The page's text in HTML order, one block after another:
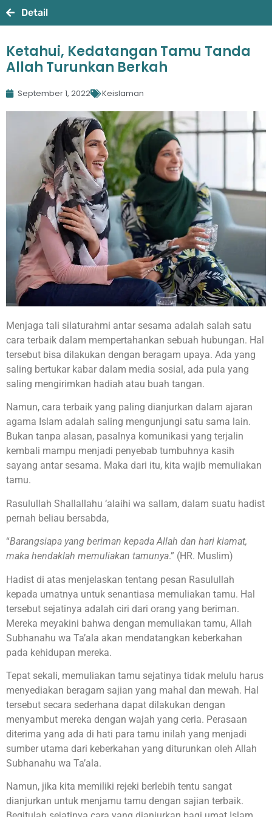
Detail
Ketahui, Kedatangan Tamu Tanda
Allah Turunkan Berkah
September 1, 2022 Keislaman
Menjaga tali silaturahmi antar sesama adalah salah satu
cara terbaik dalam mempertahankan sebuah hubungan. Hal
tersebut bisa dilakukan dengan beragam upaya. Ada yang
saling bertukar kabar dalam media sosial, ada pula yang
saling mengirimkan hadiah atau buah tangan.
Namun, cara terbaik yang paling dianjurkan dalam ajaran
agama Islam adalah saling mengunjungi satu sama lain.
Bukan tanpa alasan, pasalnya komunikasi yang terjalin
kembali mampu menjadi penyebab tumbuhnya kasih
sayang antar sesama. Maka dari itu, kita wajib memuliakan
tamu.
Rasulullah Shallallahu ‘alaihi wa sallam, dalam suatu hadist
pernah beliau bersabda,
“Barangsiapa yang beriman kepada Allah dan hari kiamat,
maka hendaklah memuliakan tamunya.” (HR. Muslim)
Hadist di atas menjelaskan tentang pesan Rasulullah
kepada umatnya untuk senantiasa memuliakan tamu. Hal
tersebut sejatinya adalah ciri dari orang yang beriman.
Mereka meyakini bahwa dengan memuliakan tamu, Allah
Subhanahu wa Ta’ala akan mendatangkan keberkahan
pada kehidupan mereka.
Tepat sekali, memuliakan tamu sejatinya tidak melulu harus
menyediakan beragam sajian yang mahal dan mewah. Hal
tersebut secara sederhana dapat dilakukan dengan
menyambut mereka dengan wajah yang ceria. Perasaan
diterima yang ada di hati para tamu inilah yang menjadi
sumber utama dari keberkahan yang diturunkan oleh Allah
Subhanahu wa Ta’ala.
Namun, jika kita memiliki rejeki berlebih tentu sangat
dianjurkan untuk menjamu tamu dengan sajian terbaik.